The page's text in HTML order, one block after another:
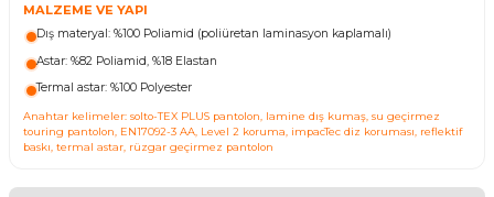
MALZEME VE YAPI
Dış materyal: %100 Poliamid (poliüretan laminasyon kaplamalı)
Astar: %82 Poliamid, %18 Elastan
Termal astar: %100 Polyester
Anahtar kelimeler: solto-TEX PLUS pantolon, lamine dış kumaş, su geçirmez
touring pantolon, EN17092-3 AA, Level 2 koruma, impacTec diz koruması, reflektif
baskı, termal astar, rüzgar geçirmez pantolon